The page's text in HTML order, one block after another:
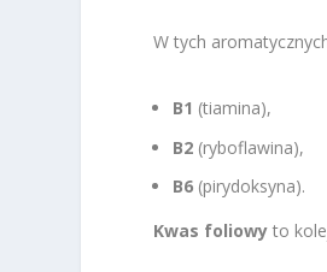
W tych
B1 (tiamina),
B2 (ryboflawina),
B6 (pirydoksyna).
Kwas foliowy to